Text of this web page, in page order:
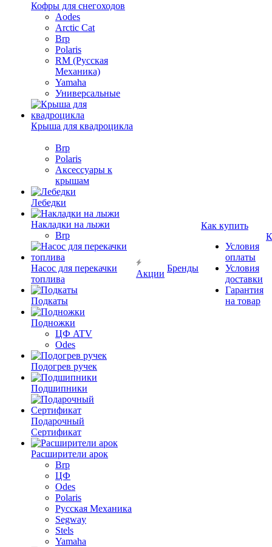
Кофры для снегоходов
Aodes
Arctic Cat
Brp
Polaris
RM (Русская
Механика)
Yamaha
Универсальные
Крыша для квадроцикла
Brp
Polaris
Аксессуары к
крышам
Лебедки
Накладки на лыжи
Brp
Насос для перекачки
топлива
Подкаты
Подножки
ЦФ ATV
Odes
Подогрев ручек
Подшипники
Подарочный
Сертификат
Расширители арок
Brp
ЦФ
Odes
Polaris
Русская Механика
Segway
Stels
Yamaha
Акции
Бренды
Как купить
Условия
оплаты
Условия
доставки
Гарантия
на товар